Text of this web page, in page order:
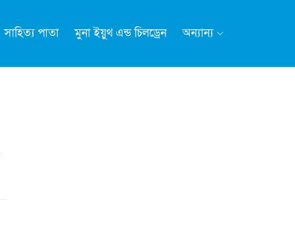
সাহিত্য পাতা মুনা ইয়ুথ এন্ড চিলড্রেন অন্যান্য